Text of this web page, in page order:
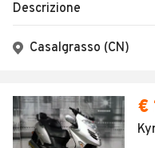
Descrizione
Casalgrasso (CN)
€